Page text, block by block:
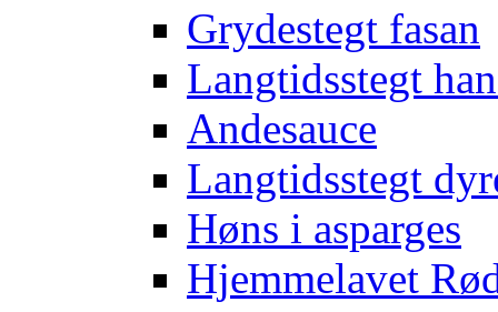
Grydestegt fasan
Langtidsstegt
Andesauce
Langtidsstegt
Høns i asparges
Hjemmelavet